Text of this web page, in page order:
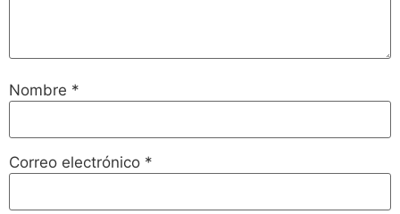
Nombre *
Correo electrónico *